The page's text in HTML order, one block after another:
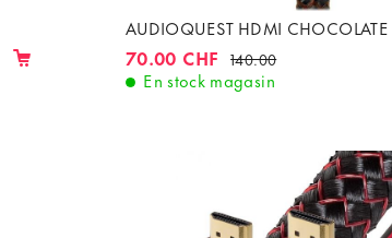
AUDIOQUEST HDMI CHOCOLATE
70.00 CHF 140.00
En stock magasin